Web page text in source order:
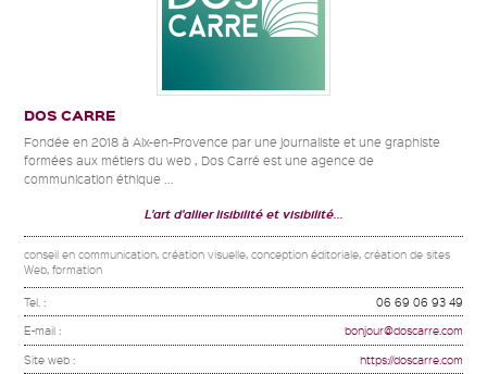
DOS CARRE
Fondée en 2018 à Aix-en-Provence par une journaliste et une graphiste
formées aux métiers du web , Dos Carré est une agence de
communication éthique ...
L'art d'allier lisibilité et visibilité...
conseil en communication, création visuelle, conception éditoriale, création de sites
Web, formation
Tel. : 06 69 06 93 49
E-mail : bonjour@doscarre.com
Site web : https://doscarre.com